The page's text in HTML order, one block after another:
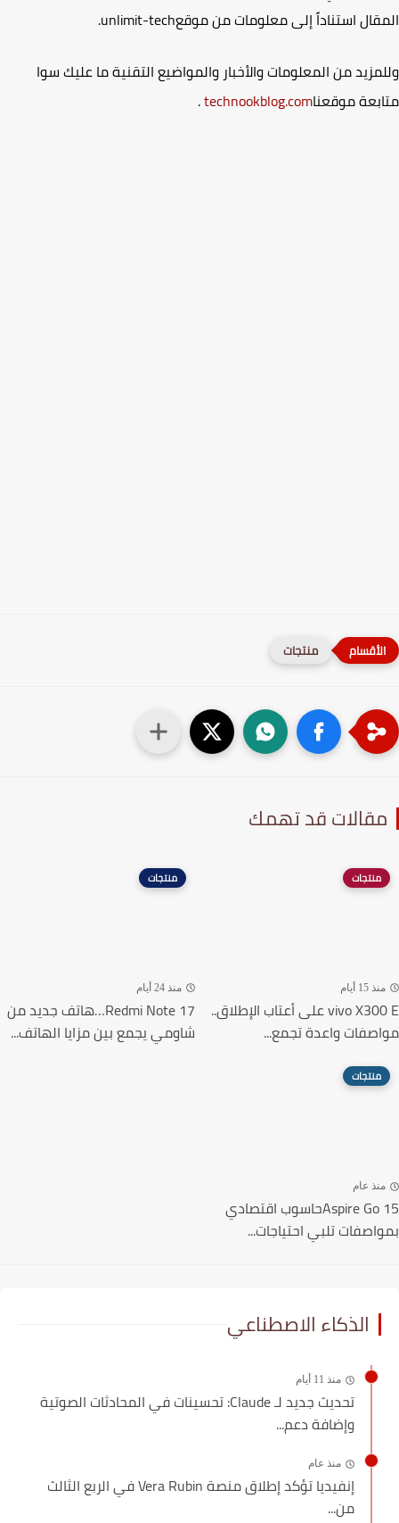
استناداً إلى معلومات من موقعunlimit-tech
.
من المعلومات والأخبار والمواضيع التقنية ما عليك سوا
موقعناtechnookblog.com
.
منتجات
قد تهمك
منتجات
15 أيام
vivo X300 E على أعتاب الإطلاق..
واعدة تجمع...
منتجات
منذ 24 أيام
Redmi Note 17…هاتف جديد من
شاومي يجمع بين مزايا الهاتف...
منتجات
عام
Aspire Go 15حاسوب اقتصادي
تلبي احتياجات...
الذكاء الاصطناعي
منذ 11 أيام
تحديث جديد لـ Claude: تحسينات في المحادثات الصوتية
وإضافة دعم...
منذ عام
إنفيديا تؤكد إطلاق منصة Vera Rubin في الربع الثالث
من...